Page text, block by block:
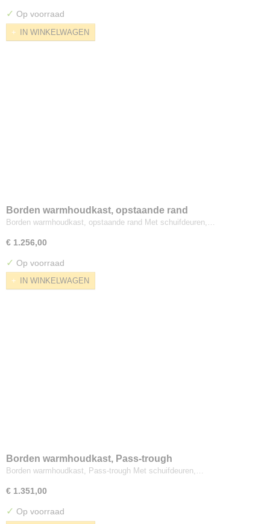
✓ Op voorraad
IN WINKELWAGEN
Borden warmhoudkast, opstaande rand
Borden warmhoudkast, opstaande rand Met schuifdeuren,…
€ 1.256,00
✓ Op voorraad
IN WINKELWAGEN
Borden warmhoudkast, Pass-trough
Borden warmhoudkast, Pass-trough Met schuifdeuren,…
€ 1.351,00
✓ Op voorraad